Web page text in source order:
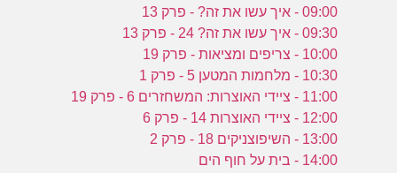
09:00 - איך עשו את זה? - פרק 13
09:30 - איך עשו את זה? 24 - פרק 13
10:00 - צריפים ומציאות - פרק 19
10:30 - מלחמות המטען 5 - פרק 1
11:00 - ציידי האוצרות: המשחזרים 6 - פרק 19
12:00 - ציידי האוצרות 14 - פרק 6
13:00 - השיפוצניקים 18 - פרק 2
14:00 - בית על חוף הים